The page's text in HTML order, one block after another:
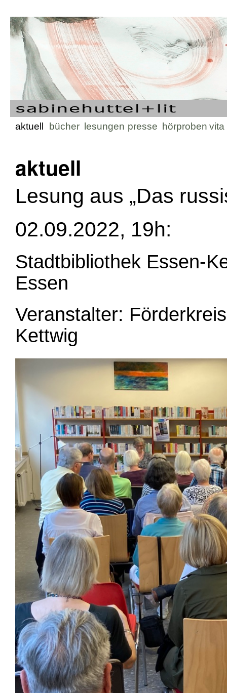
Zum
springen
aktuell bücher lesungen presse hörproben vita
aktuell
Lesung aus „Das
02.09.2022, 19h:
Stadtbibliothek Essen-
Essen
Veranstalter:
Kettwig